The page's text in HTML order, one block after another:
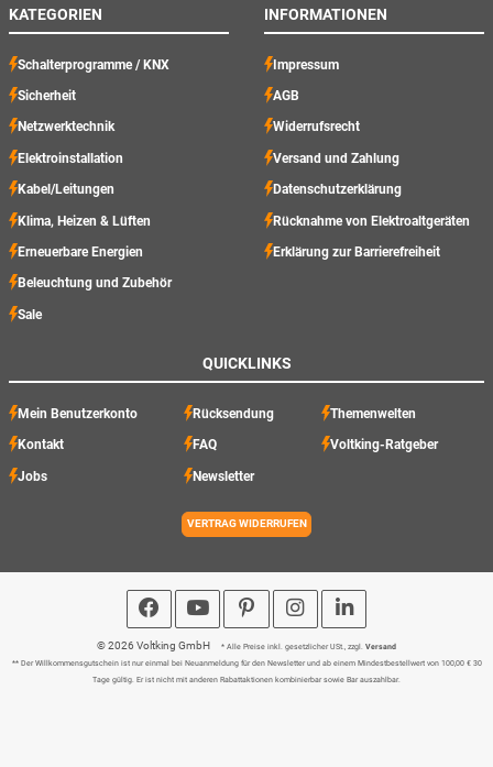
KATEGORIEN
Schalterprogramme / KNX
Sicherheit
Netzwerktechnik
Elektroinstallation
Kabel/Leitungen
Klima, Heizen & Lüften
Erneuerbare Energien
Beleuchtung und Zubehör
Sale
INFORMATIONEN
Impressum
AGB
Widerrufsrecht
Versand und Zahlung
Datenschutzerklärung
Rücknahme von Elektroaltgeräten
Erklärung zur Barrierefreiheit
QUICKLINKS
Mein Benutzerkonto Rücksendung Themenwelten
Kontakt FAQ Voltking-Ratgeber
Jobs Newsletter
VERTRAG WIDERRUFEN
© 2026 Voltking GmbH * Alle Preise inkl. gesetzlicher USt., zzgl. Versand
** Der Willkommensgutschein ist nur einmal bei Neuanmeldung für den Newsletter und ab einem Mindestbestellwert von 100,00 € 30
Tage gültig. Er ist nicht mit anderen Rabattaktionen kombinierbar sowie Bar auszahlbar.